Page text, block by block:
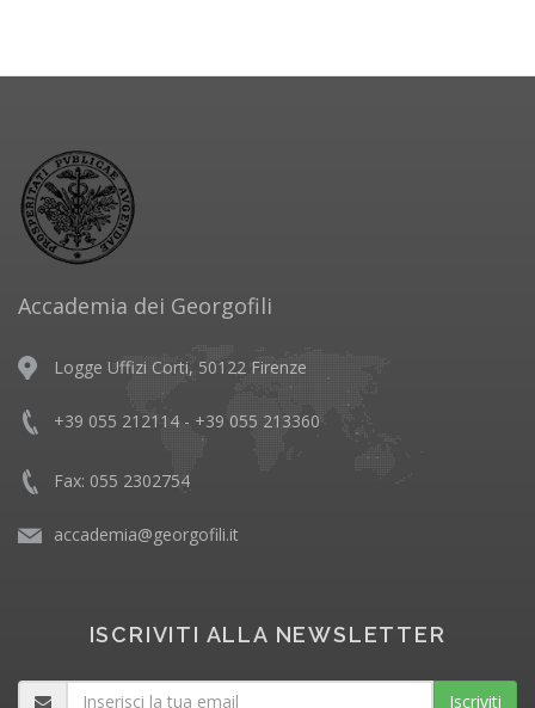
Accademia dei Georgofili
Logge Uffizi Corti, 50122 Firenze
+39 055 212114 - +39 055 213360
Fax: 055 2302754
accademia@georgofili.it
ISCRIVITI ALLA NEWSLETTER
Iscriviti